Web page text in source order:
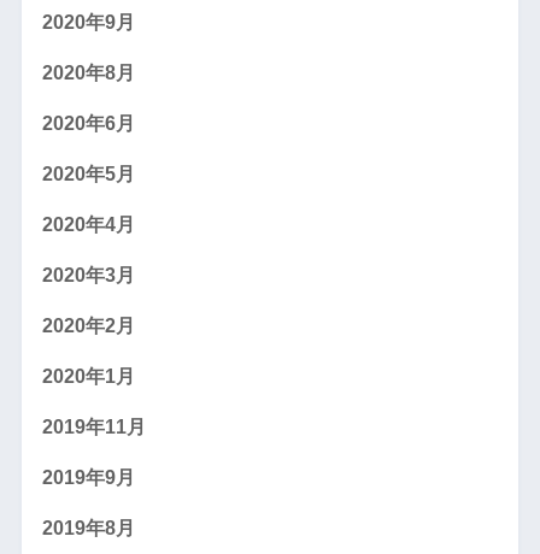
2020年9月
2020年8月
2020年6月
2020年5月
2020年4月
2020年3月
2020年2月
2020年1月
2019年11月
2019年9月
2019年8月